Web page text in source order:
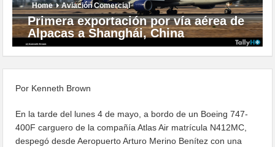
Home Aviación Comercial
Primera exportación por vía aérea de
Alpacas a Shanghái, China
Por Kenneth Brown
En la tarde del lunes 4 de mayo, a bordo de un Boeing 747-
400F carguero de la compañía Atlas Air matrícula N412MC,
despegó desde Aeropuerto Arturo Merino Benítez con una